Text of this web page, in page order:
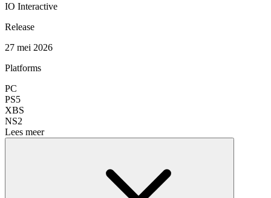
IO Interactive
Release
27 mei 2026
Platforms
PC
PS5
XBS
NS2
Lees meer